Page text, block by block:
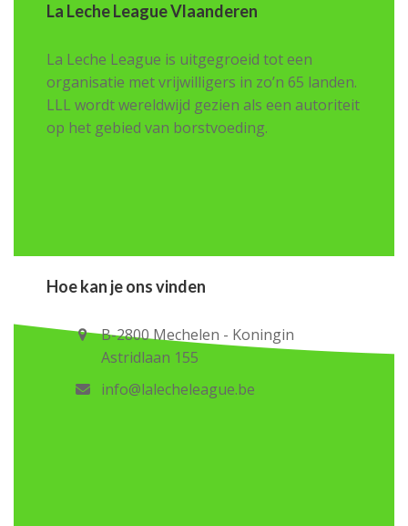
La Leche League Vlaanderen
La Leche League is uitgegroeid tot een
organisatie met vrijwilligers in zo’n 65 landen.
LLL wordt wereldwijd gezien als een autoriteit
op het gebied van borstvoeding.
Hoe kan je ons vinden
B-2800 Mechelen - Koningin
Astridlaan 155
info@lalecheleague.be